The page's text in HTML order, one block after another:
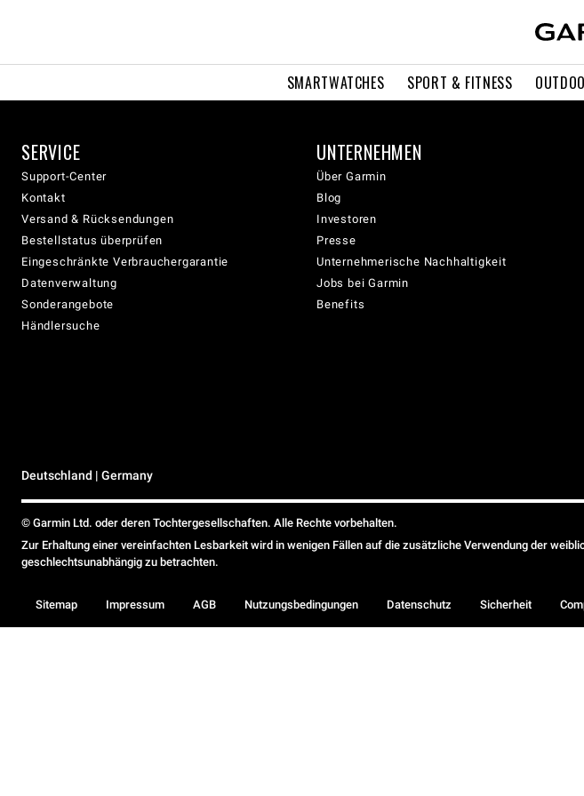
SMARTWATCHES SPORT & FITNESS
SERVICE
Support-Center
Kontakt
Versand & Rücksendungen
Bestellstatus überprüfen
Eingeschränkte Verbrauchergarantie
Datenverwaltung
Sonderangebote
Händlersuche
UNTERNEHMEN
Über Garmin
Blog
Investoren
Presse
Unternehmerische Nachhaltigkeit
Jobs bei Garmin
Benefits
Deutschland | Germany
© Garmin Ltd. oder deren Tochtergesellschaften. Alle Rechte vorbehalten.
Zur Erhaltung einer vereinfachten Lesbarkeit wird in wenigen Fällen auf die zusätzliche Verwendung der
geschlechtsunabhängig zu betrachten.
Sitemap Impressum AGB Nutzungsbedingungen Datenschutz Sicherheit